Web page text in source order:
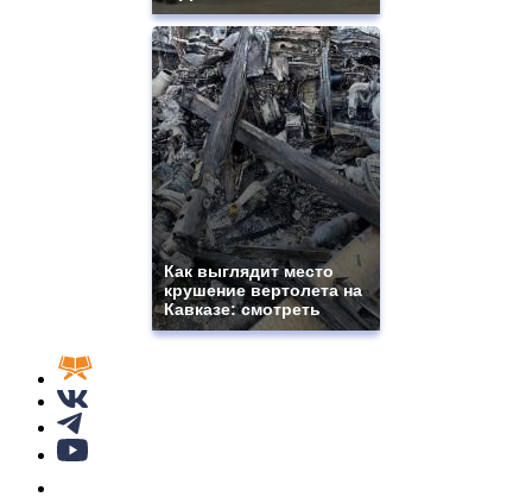
Как выглядит место
крушение вертолета на
Кавказе: смотреть